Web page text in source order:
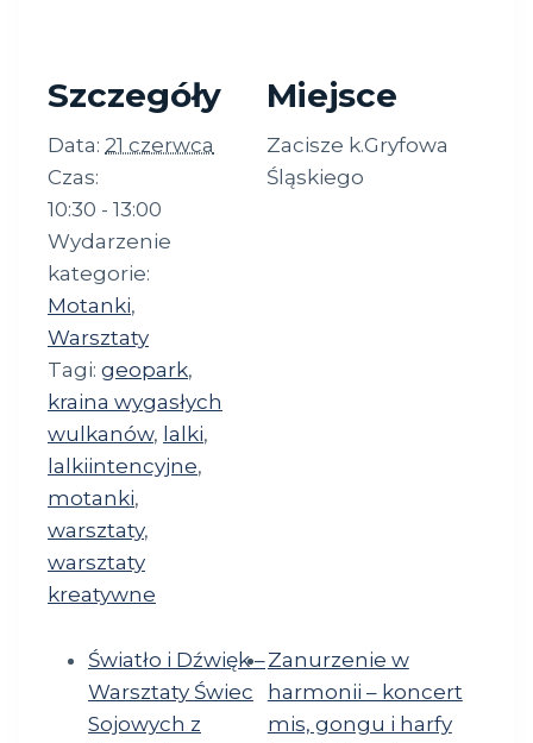
Szczegóły
Data: 21 czerwca
Czas:
10:30 - 13:00
Wydarzenie
kategorie:
Motanki,
Warsztaty
Tagi: geopark,
kraina wygasłych
wulkanów, lalki,
lalkiintencyjne,
motanki,
warsztaty,
warsztaty
kreatywne
Miejsce
Zacisze k.Gryfowa
Śląskiego
Światło i Dźwięk –
Warsztaty Świec
Sojowych z
Zanurzenie w
harmonii – koncert
mis, gongu i harfy